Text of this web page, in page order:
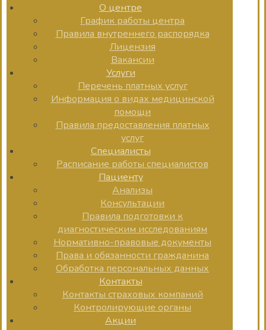
О центре
График работы центра
Правила внутреннего распорядка
Лицензия
Вакансии
Услуги
Перечень платных услуг
Информация о видах медицинской
помощи
Правила предоставления платных
услуг
Специалисты
Расписание работы специалистов
Пациенту
Анализы
Консультации
Правила подготовки к
диагностическим исследованиям
Нормативно-правовые документы
Права и обязанности гражданина
Обработка персональных данных
Контакты
Контакты страховых компаний
Контролирующие органы
Акции